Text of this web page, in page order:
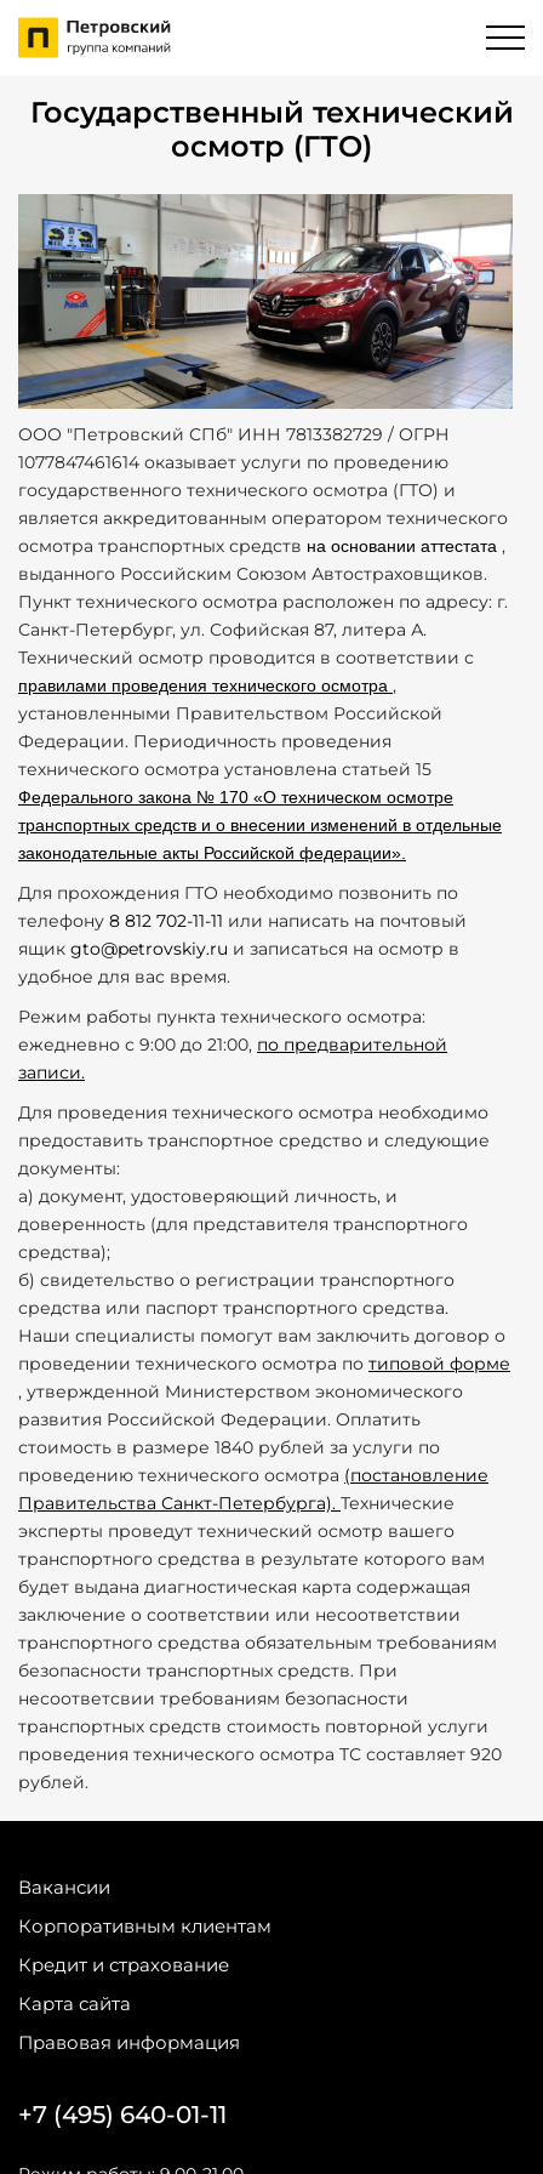
Государственный технический
осмотр (ГТО)
ООО "Петровский СПб" ИНН 7813382729 / ОГРН
1077847461614 оказывает услуги по проведению
государственного технического осмотра (ГТО) и
является аккредитованным оператором технического
осмотра транспортных средств на основании аттестата ,
выданного Российским Союзом Автостраховщиков.
Пункт технического осмотра расположен по адресу: г.
Санкт-Петербург, ул. Софийская 87, литера А.
Технический осмотр проводится в соответствии с
правилами проведения технического осмотра ,
установленными Правительством Российской
Федерации. Периодичность проведения
технического осмотра установлена статьей 15
Федерального закона № 170 «О техническом осмотре
транспортных средств и о внесении изменений в отдельные
законодательные акты Российской федерации».
Для прохождения ГТО необходимо позвонить по
телефону 8 812 702-11-11 или написать на почтовый
ящик gto@petrovskiy.ru и записаться на осмотр в
удобное для вас время.
Режим работы пункта технического осмотра:
ежедневно с 9:00 до 21:00, по предварительной
записи.
Для проведения технического осмотра необходимо
предоставить транспортное средство и следующие
документы:
а) документ, удостоверяющий личность, и
доверенность (для представителя транспортного
средства);
б) свидетельство о регистрации транспортного
средства или паспорт транспортного средства.
Наши специалисты помогут вам заключить договор о
проведении технического осмотра по типовой форме
, утвержденной Министерством экономического
развития Российской Федерации. Оплатить
стоимость в размере 1840 рублей за услуги по
проведению технического осмотра (постановление
Правительства Санкт-Петербурга). Технические
эксперты проведут технический осмотр вашего
транспортного средства в результате которого вам
будет выдана диагностическая карта содержащая
заключение о соответствии или несоответствии
транспортного средства обязательным требованиям
безопасности транспортных средств. При
несоответсвии требованиям безопасности
транспортных средств стоимость повторной услуги
проведения технического осмотра ТС составляет 920
рублей.
Вакансии
Корпоративным клиентам
Кредит и страхование
Карта сайта
Правовая информация
+7 (495) 640-01-11